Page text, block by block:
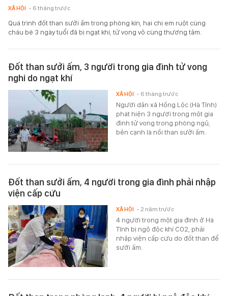
XÃ HỘI - 6 tháng trước
Quá trình đốt than sưởi ấm trong phòng kín, hai chị em ruột cùng
cháu bé 3 ngày tuổi đã bị ngạt khí, tử vong vô cùng thương tâm.
Đốt than sưởi ấm, 3 người trong gia đình tử vong
nghi do ngạt khí
Người dân xã Hồng Lộc (Hà Tĩnh)
phát hiện 3 người trong một gia
đình tử vong trong phòng ngủ,
bên cạnh là nồi than sưởi ấm.
XÃ HỘI - 6 tháng trước
Đốt than sưởi ấm, 4 người trong gia đình phải nhập
viện cấp cứu
4 người trong một gia đình ở Hà
Tĩnh bị ngộ độc khí CO2, phải
nhập viện cấp cứu do đốt than để
sưởi ấm.
XÃ HỘI - 2 năm trước